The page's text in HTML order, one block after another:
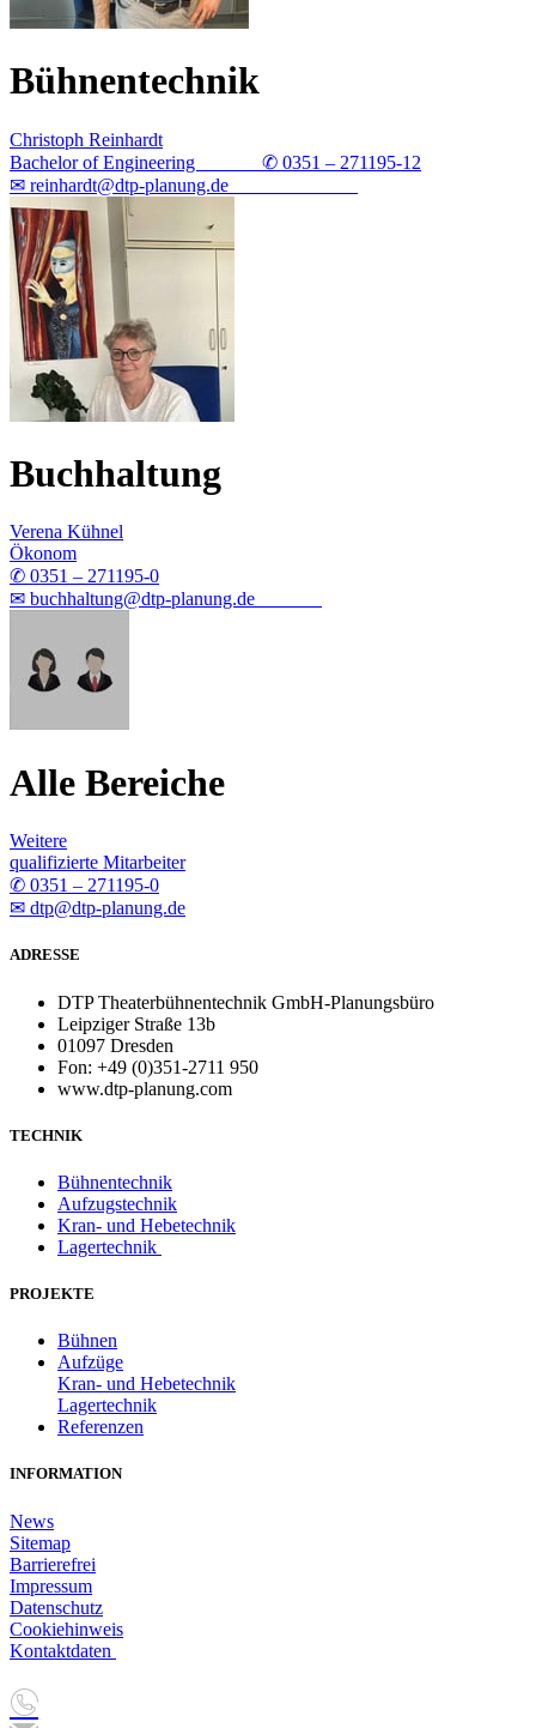
Bühnentechnik
Christoph Reinhardt
Bachelor of Engineering ✆ 0351 – 271195-12
✉ reinhardt@dtp-planung.de
Buchhaltung
Verena Kühnel
Ökonom
✆ 0351 – 271195-0
✉ buchhaltung@dtp-planung.de
Alle Bereiche
Weitere
qualifizierte Mitarbeiter
✆ 0351 – 271195-0
✉ dtp@dtp-planung.de
ADRESSE
DTP Theaterbühnentechnik GmbH-Planungsbüro
Leipziger Straße 13b
01097 Dresden
Fon: +49 (0)351-2711 950
www.dtp-planung.com
TECHNIK
Bühnentechnik
Aufzugstechnik
Kran- und Hebetechnik
Lagertechnik
PROJEKTE
Bühnen
Aufzüge
Kran- und Hebetechnik
Lagertechnik
Referenzen
INFORMATION
News
Sitemap
Barrierefrei
Impressum
Datenschutz
Cookiehinweis
Kontaktdaten